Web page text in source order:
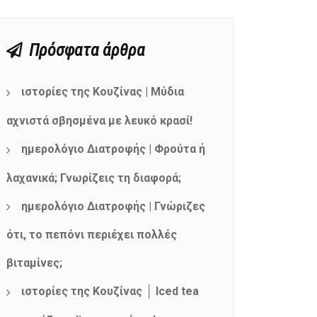
Πρόσφατα άρθρα
ιστορίες της Κουζίνας | Μύδια
αχνιστά σβησμένα με λευκό κρασί!
ημερολόγιο Διατροφής | Φρούτα ή
λαχανικά; Γνωρίζεις τη διαφορά;
ημερολόγιο Διατροφής | Γνώριζες
ότι, το πεπόνι περιέχει πολλές
βιταμίνες;
ιστορίες της Κουζίνας │ Iced tea